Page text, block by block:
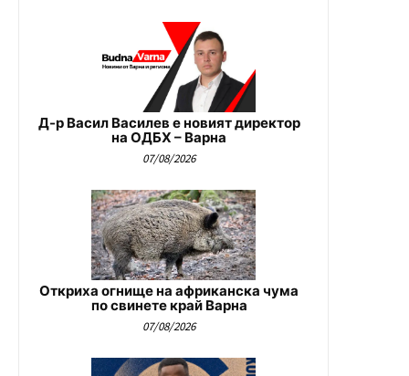
Д-р Васил Василев е новият директор
на ОДБХ – Варна
07/08/2026
Откриха огнище на африканска чума
по свинете край Варна
07/08/2026